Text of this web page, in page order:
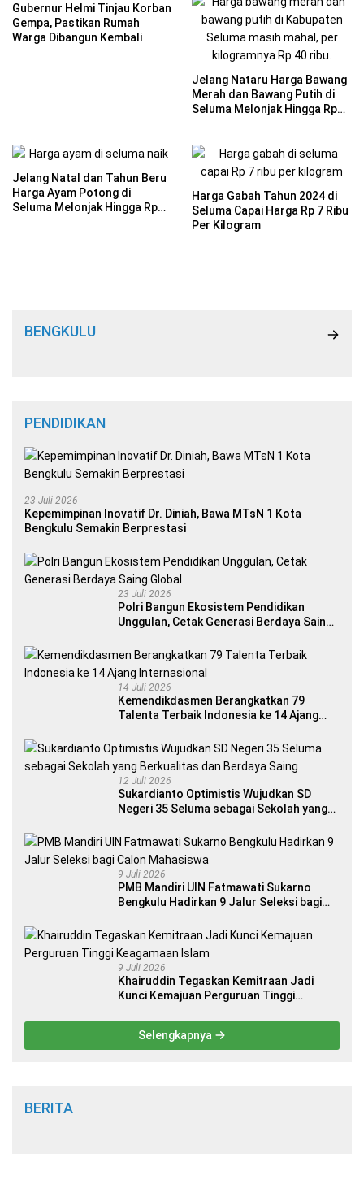
Gubernur Helmi Tinjau Korban
Gempa, Pastikan Rumah
Warga Dibangun Kembali
Jelang Nataru Harga Bawang
Merah dan Bawang Putih di
Seluma Melonjak Hingga Rp
Jelang Natal dan Tahun Beru
Harga Ayam Potong di
Seluma Melonjak Hingga Rp
Harga Gabah Tahun 2024 di
Seluma Capai Harga Rp 7 Ribu
Per Kilogram
BENGKULU
PENDIDIKAN
23 Juli 2026
Kepemimpinan Inovatif Dr. Diniah, Bawa MTsN 1 Kota
Bengkulu Semakin Berprestasi
23 Juli 2026
Polri Bangun Ekosistem Pendidikan
Unggulan, Cetak Generasi Berdaya Saing
14 Juli 2026
Kemendikdasmen Berangkatkan 79
Talenta Terbaik Indonesia ke 14 Ajang
12 Juli 2026
Sukardianto Optimistis Wujudkan SD
Negeri 35 Seluma sebagai Sekolah yang
9 Juli 2026
PMB Mandiri UIN Fatmawati Sukarno
Bengkulu Hadirkan 9 Jalur Seleksi bagi
9 Juli 2026
Khairuddin Tegaskan Kemitraan Jadi
Kunci Kemajuan Perguruan Tinggi
Selengkapnya
BERITA